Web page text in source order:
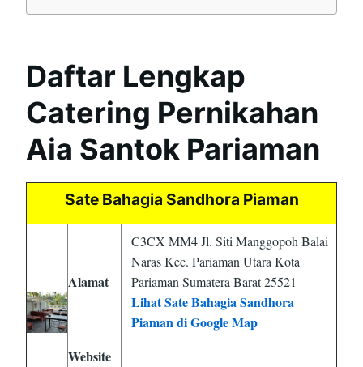
Daftar Lengkap
Catering Pernikahan
Aia Santok Pariaman
Sate Bahagia Sandhora Piaman
Alamat
C3CX MM4 Jl. Siti Manggopoh Balai
Naras Kec. Pariaman Utara Kota
Pariaman Sumatera Barat 25521
Lihat Sate Bahagia Sandhora
Piaman di Google Map
Website